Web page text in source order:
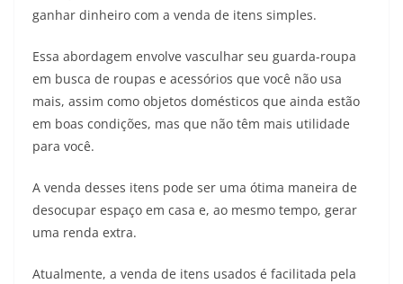
ganhar dinheiro com a venda de itens simples.
Essa abordagem envolve vasculhar seu guarda-roupa
em busca de roupas e acessórios que você não usa
mais, assim como objetos domésticos que ainda estão
em boas condições, mas que não têm mais utilidade
para você.
A venda desses itens pode ser uma ótima maneira de
desocupar espaço em casa e, ao mesmo tempo, gerar
uma renda extra.
Atualmente, a venda de itens usados é facilitada pela